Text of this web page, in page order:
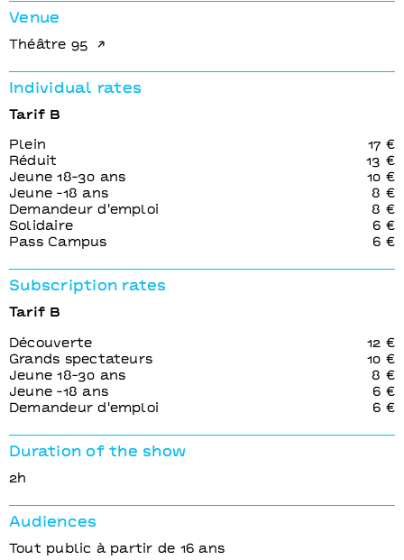
Venue
Théâtre 95
Individual rates
Tarif B
Plein
17 €
Réduit
13 €
Jeune 18-30 ans
10 €
Jeune -18 ans
8 €
Demandeur d'emploi
8 €
Solidaire
6 €
Pass Campus
6 €
Subscription rates
Tarif B
Découverte
12 €
Grands spectateurs
10 €
Jeune 18-30 ans
8 €
Jeune -18 ans
6 €
Demandeur d'emploi
6 €
Duration of the show
2h
Audiences
Tout public à partir de 16 ans